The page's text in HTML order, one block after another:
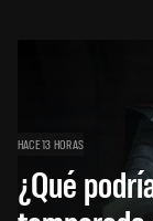
HACE 13 HORAS
¿Qué